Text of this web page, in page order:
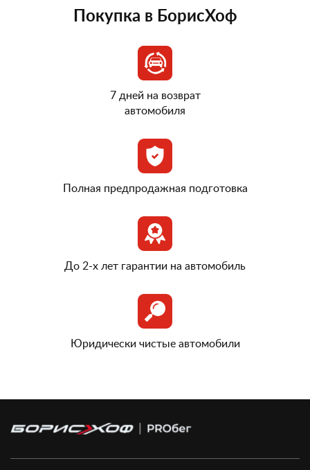
Покупка в БорисХоф
7 дней на возврат
автомобиля
Полная предпродажная подготовка
До 2-х лет гарантии на автомобиль
Юридически чистые автомобили